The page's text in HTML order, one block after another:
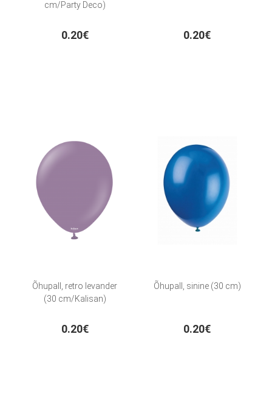
cm/Party Deco)
0.20€ 0.20€
Õhupall, retro levander
(30 cm/Kalisan)
0.20€
Õhupall, sinine (30 cm)
0.20€